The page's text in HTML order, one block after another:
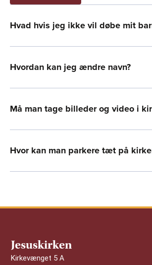
Hvad hvis jeg ikke vil døbe mit
Hvordan kan jeg ændre navn?
Må man tage billeder og video i
Hvor kan man parkere tæt på
Jesuskirken
Kirkevænget 5 A